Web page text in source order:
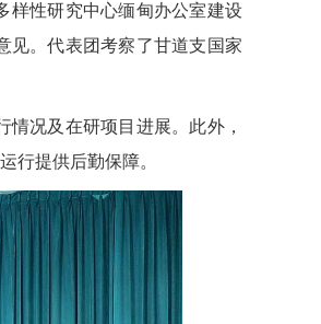
样性研究中心缅甸办公室建设
见。代表团考察了甘道支国家
况及在研项目进展。此外，
行提供后勤保障。